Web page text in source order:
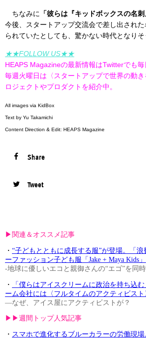
ちなみに 「彼らは『キッドボックスの名
今後、スタートアップ交流会で差し出された
られていたとしても、驚かない時代となりそ
★★FOLLOW US★★
HEAPS Magazineの最新情報はTwitterでも毎
毎週火曜日は〈スタートアップで世界の動
ロジェクトやプロダクトを紹介中。
All images via KidBox
Text by Yu Takamichi
Content Direction & Edit: HEAPS Magazine
Share
Tweet
▶︎関連＆オススメ記事
・ “子どもとともに成長する服”が登場。「
ーファッション子ども服「Jake + Maya Kids」
-地球に優しいエコと親御さんの“エゴ”を同
・
「僕らはアイスクリームに政治を持ち込
ーム会社には〈フルタイムのアクティビスト
—なぜ、アイス屋にアクティビストが？
▶︎▶︎週間トップ人気記事
・ スマホで進化するブルーカラーの労働現